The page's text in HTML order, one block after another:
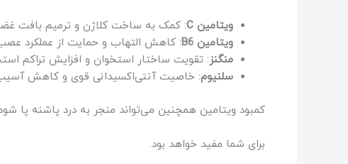
ویتامین C
: کمک به ساخت کلاژن و ترمیم بافت
ویتامین B6
: کاهش التهاب و حمایت از عملکرد
منگنز: تقویت ساختار استخوان و افزایش تراکم
سلنیوم: خاصیت آنتی‌اکسیدانی قوی و کاهش
کمبود ویتامین همچنین می‌تواند منجر به درد پاشنه پا
برای شما مفید خواهد بود.